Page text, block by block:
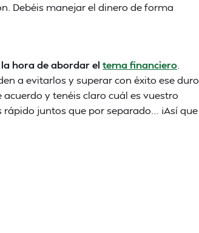
Debéis manejar el dinero de forma
hora de abordar el tema financiero
a evitarlos y superar con éxito ese duro
y tenéis claro cuál es vuestro
juntos que por separado… ¡Así que